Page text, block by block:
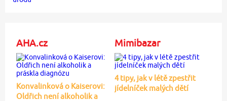
AHA.cz
Konvalinková o Kaiserovi:
Oldřich není alkoholik a
Mimibazar
4 tipy, jak v létě zpestřit
jídelníček malých dětí